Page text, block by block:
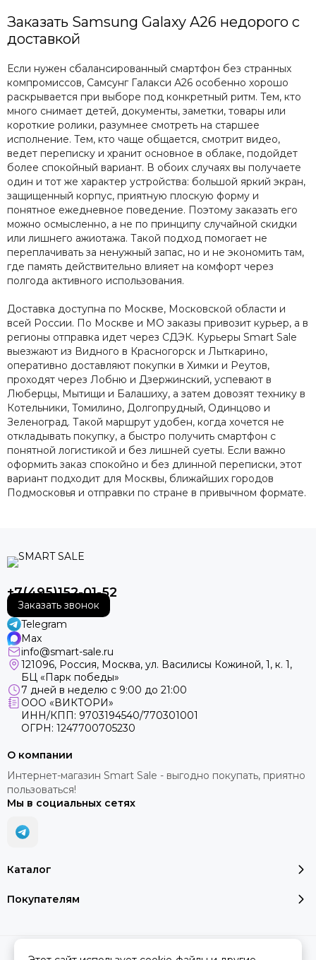
Заказать Samsung Galaxy A26 недорого с
доставкой
Если нужен сбалансированный смартфон без странных
компромиссов, Самсунг Галакси А26 особенно хорошо
раскрывается при выборе под конкретный ритм. Тем, кто
много снимает детей, документы, заметки, товары или
короткие ролики, разумнее смотреть на старшее
исполнение. Тем, кто чаще общается, смотрит видео,
ведет переписку и хранит основное в облаке, подойдет
более спокойный вариант. В обоих случаях вы получаете
один и тот же характер устройства: большой яркий экран,
защищенный корпус, приятную плоскую форму и
понятное ежедневное поведение. Поэтому заказать его
можно осмысленно, а не по принципу случайной скидки
или лишнего ажиотажа. Такой подход помогает не
переплачивать за ненужный запас, но и не экономить там,
где память действительно влияет на комфорт через
полгода активного использования.
Доставка доступна по Москве, Московской области и
всей России. По Москве и МО заказы привозит курьер, а в
регионы отправка идет через СДЭК. Курьеры Smart Sale
выезжают из Видного в Красногорск и Лыткарино,
оперативно доставляют покупки в Химки и Реутов,
проходят через Лобню и Дзержинский, успевают в
Люберцы, Мытищи и Балашиху, а затем довозят технику в
Котельники, Томилино, Долгопрудный, Одинцово и
Зеленоград. Такой маршрут удобен, когда хочется не
откладывать покупку, а быстро получить смартфон с
понятной логистикой и без лишней суеты. Если важно
оформить заказ спокойно и без длинной переписки, этот
вариант подходит для Москвы, ближайших городов
Подмосковья и отправки по стране в привычном формате.
+7(495)152-01-52
Заказать звонок
Telegram
Max
info@smart-sale.ru
121096, Россия, Москва, ул. Василисы Кожиной, 1, к. 1,
БЦ «Парк победы»
7 дней в неделю с 9:00 до 21:00
ООО «ВИКТОРИ»
ИНН/КПП: 9703194540/770301001
ОГРН: 1247700705230
Каталог
Покупателям
О компании
Интернет-магазин Smart Sale - выгодно покупать, приятно
пользоваться!
Мы в социальных сетях
2026 © SMART SALE.Карта сайта